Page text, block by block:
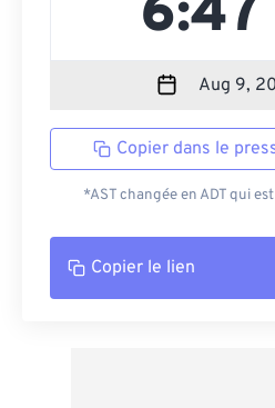
Copier dans le
*AST changée en ADT qui
Copier le lien